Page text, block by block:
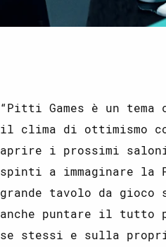
Pitti Games è un tema
il clima di ottimismo
aprire i prossimi
spinti a immaginare la
grande tavolo da
anche puntare il tutto
se stessi e sulla